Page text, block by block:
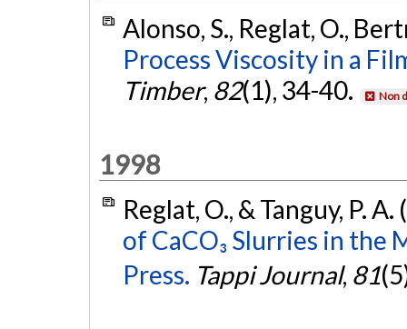
Alonso, S., Reglat, O.,
Process Viscosity in a
Timber, 82(1), 34-40. Non
1998
Reglat, O., & Tanguy, P.
of CaCO₃ Slurries in
Press. Tappi Journal, 81